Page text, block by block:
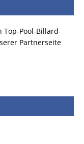
Top-Pool-Billard-
Partnerseite